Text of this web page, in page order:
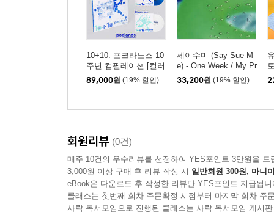
10+10: 포크라노스 10
주년 컴필레이션 [컬러
2LP]
89,000원 (19% 할인)
세이수미 (Say Sue M
e) - One Week / My Pr
oblem [7인치 Vinyl]
33,200원 (19% 할인)
회원리뷰 (0건)
매주 10건의 우수리뷰를 선정하여 YES포인트 3만원을 드
3,000원 이상 구매 후 리뷰 작성 시 일반회원 300원, 마니
eBook은 다운로드 후 작성한 리뷰만 YES포인트 지급됩니
클래스는 첫번째 회차 주문확정 시점부터 마지막 회차 주
사락 독서모임으로 진행된 클래스는 사락 독서모임 게시